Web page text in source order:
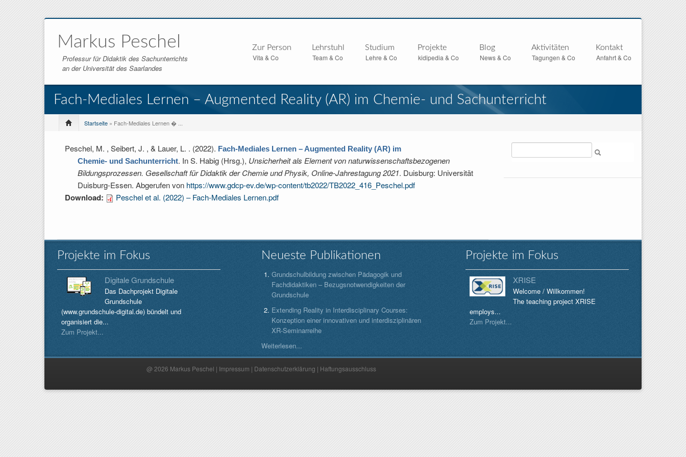
Markus Peschel
Professur für Didaktik des Sachunterrichts
an der Universität des Saarlandes
Zur Person
Vita & Co
Lehrstuhl
Team & Co
Studium
Lehre & Co
Projekte
kidipedia & Co
Blog
News & Co
Aktivitäten
Tagungen & Co
Kontakt
Anfahrt & Co
Fach-Mediales Lernen – Augmented Reality (AR) im Chemie- und Sachunterricht
Startseite » Fach-Mediales Lernen � ...
Peschel, M. , Seibert, J. , & Lauer, L. . (2022). Fach-Mediales Lernen – Augmented Reality (AR) im
Chemie- und Sachunterricht. InS. Habig (Hrsg.), Unsicherheit als Element von naturwissenschaftsbezogenen
Bildungsprozessen. Gesellschaft für Didaktik der Chemie und Physik, Online-Jahrestagung 2021. Duisburg: Universität
Duisburg-Essen. Abgerufen von https://www.gdcp-ev.de/wp-content/tb2022/TB2022_416_Peschel.pdf
Download: Peschel et al. (2022) – Fach-Mediales Lernen.pdf
Projekte im Fokus
Digitale Grundschule
Das Dachprojekt Digitale
Grundschule
(www.grundschule-digital.de) bündelt und
organisiert die...
Zum Projekt...
Neueste Publikationen
Grundschulbildung zwischen Pädagogik und
Fachdidaktiken – Bezugsnotwendigkeiten der
Grundschule
Extending Reality in Interdisciplinary Courses:
Konzeption einer innovativen und interdisziplinären
XR-Seminarreihe
Weiterlesen...
Projekte im Fokus
XRISE
Welcome / Willkommen!
The teaching project XRISE
employs...
Zum Projekt...
@ 2026 Markus Peschel | Impressum | Datenschutzerklärung | Haftungsausschluss